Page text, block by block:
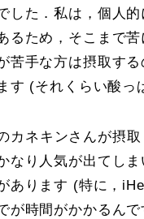
した．私は，個人
るため，そこまで
苦手な方は摂取す
す (それくらい酸っ
カネキンさんが摂取
なり人気が出てし
あります (特に，
が時間がかかるんで